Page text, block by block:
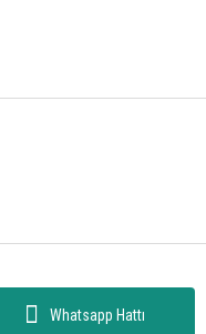
Whatsapp Hattı